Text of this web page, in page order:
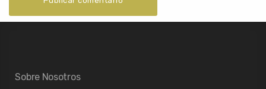
Sobre Nosotros